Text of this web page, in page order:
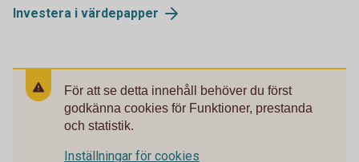
Investera i värdepapper
För att se detta innehåll behöver du först
godkänna cookies för Funktioner, prestanda
och statistik.
Inställningar för cookies